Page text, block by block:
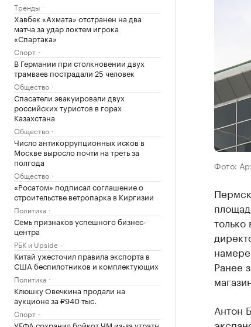
Тренды
Хавбек «Ахмата» отстранен на два
матча за удар локтем игрока
«Спартака»
Спорт
В Германии при столкновении двух
трамваев пострадали 25 человек
Общество
Спасатели эвакуировали двух
российских туристов в горах
Казахстана
Общество
Число антикоррупционных исков в
Москве выросло почти на треть за
полгода
Общество
«Росатом» подписал соглашение о
строительстве ветропарка в Киргизии
Политика
Семь признаков успешного бизнес-
центра
РБК и Upside
Китай ужесточил правила экспорта в
США беспилотников и комплектующих
Политика
Клюшку Овечкина продали на
аукционе за ₽940 тыс.
Спорт
УЕФА сохранил бойкот ЧМ из-за утраты
Фото:
Ранее
Антон